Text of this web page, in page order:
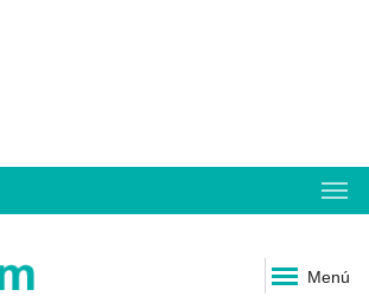
Menú